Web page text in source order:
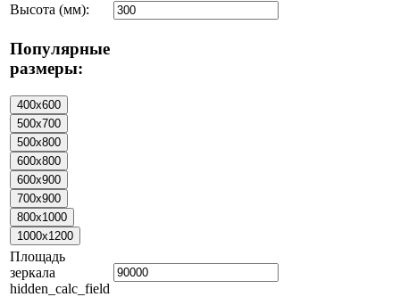
Высота (мм):
Популярные
размеры:
Площадь
зеркала
hidden_calc_field